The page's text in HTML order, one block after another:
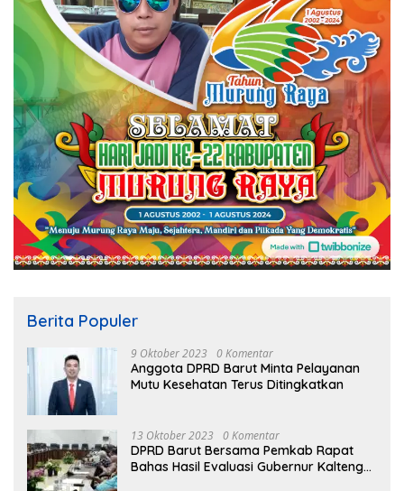
Berita Populer
9 Oktober 2023 0 Komentar
Anggota DPRD Barut Minta Pelayanan
Mutu Kesehatan Terus Ditingkatkan
13 Oktober 2023 0 Komentar
DPRD Barut Bersama Pemkab Rapat
Bahas Hasil Evaluasi Gubernur Kalteng